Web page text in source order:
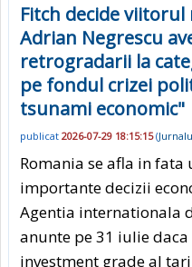
Fitch decide
Adrian Negrescu
retrogradarii la
pe fondul crizei
tsunami economic"
publicat 2026-07-29 18:15:15(
Romania se afla in
importante decizii
Agentia internationala
anunte pe 31 iulie
investment grade al